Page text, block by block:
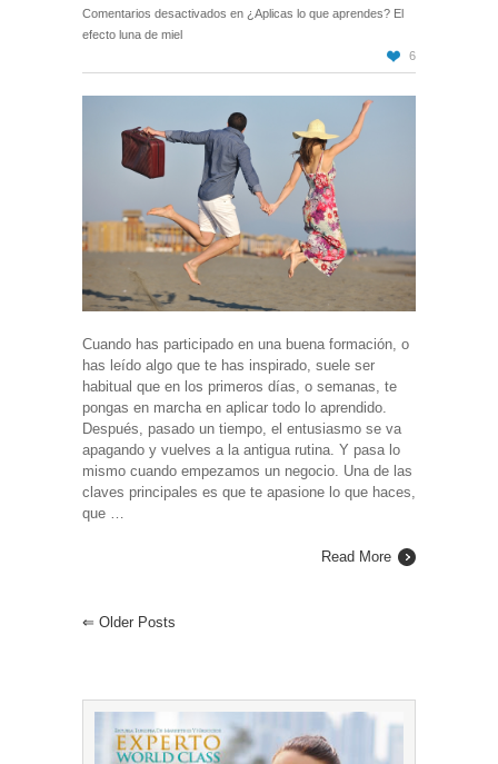
Comentarios desactivados en ¿Aplicas lo que aprendes? El
efecto luna de miel
6
Cuando has participado en una buena formación, o
has leído algo que te has inspirado, suele ser
habitual que en los primeros días, o semanas, te
pongas en marcha en aplicar todo lo aprendido.
Después, pasado un tiempo, el entusiasmo se va
apagando y vuelves a la antigua rutina. Y pasa lo
mismo cuando empezamos un negocio. Una de las
claves principales es que te apasione lo que haces,
que …
Read More
⇐ Older Posts